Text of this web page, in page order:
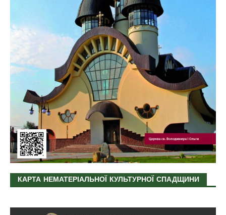
КАРТА НЕМАТЕРІАЛЬНОЇ КУЛЬТУРНОЇ СПАДЩИНИ